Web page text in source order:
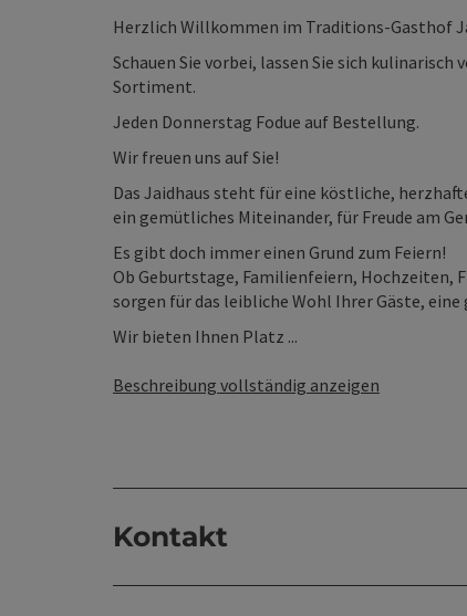
Herzlich Willkommen im Traditions-Gasthof
Schauen Sie vorbei, lassen Sie sich
Sortiment.
Jeden Donnerstag Fodue auf Bestellung.
Wir freuen uns auf Sie!
Das Jaidhaus steht für eine köstliche,
ein gemütliches Miteinander, für Freude am
Es gibt doch immer einen Grund zum Feiern!
Ob Geburtstage, Familienfeiern, Hochzeiten,
sorgen für das leibliche Wohl Ihrer Gäste,
Wir bieten Ihnen Platz ...
Beschreibung vollständig anzeigen
Kontakt